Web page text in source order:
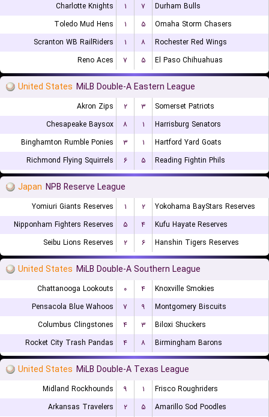
Charlotte Knights
۱ ۷
Durham Bulls
Toledo Mud Hens
۱ ۵
Omaha Storm Chasers
Scranton WB RailRiders
۱ ۸
Rochester Red Wings
Reno Aces
۷ ۵ El Paso Chihuahuas
United States MiLB Double-A Eastern League
Akron Zips ۲ ۳
Somerset Patriots
Chesapeake Baysox
۸ ۱
Harrisburg Senators
Binghamton Rumble Ponies
۳ ۱
Hartford Yard Goats
Richmond Flying Squirrels
۶ ۵ Reading Fightin Phils
Japan NPB Reserve League
Yomiuri Giants Reserves ۱ ۲
Yokohama BayStars Reserves
Nipponham Fighters Reserves
۵ ۴
Kufu Hayate Reserves
Seibu Lions Reserves
۲ ۶ Hanshin Tigers Reserves
United States MiLB Double-A Southern League
Chattanooga Lookouts ۰ ۴
Knoxville Smokies
Pensacola Blue Wahoos
۷ ۹
Montgomery Biscuits
Columbus Clingstones
۴ ۳
Biloxi Shuckers
Rocket City Trash Pandas
۴ ۸ Birmingham Barons
United States MiLB Double-A Texas League
Midland Rockhounds ۹ ۱
Frisco Roughriders
Arkansas Travelers
۲ ۵ Amarillo Sod Poodles